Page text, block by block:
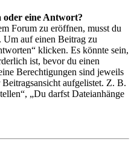
oder eine Antwort?
Forum zu eröffnen, musst du
Um auf einen Beitrag zu
klicken. Es könnte sein,
ist, bevor du einen
Berechtigungen sind jeweils
aufgelistet. Z. B.
„Du darfst Dateianhänge